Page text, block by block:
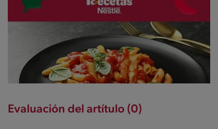
Evaluación del artítulo (0)